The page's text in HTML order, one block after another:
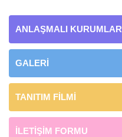
ANLAŞMALI KURUMLAR
GALERİ
TANITIM FİLMİ
İLETİŞİM FORMU